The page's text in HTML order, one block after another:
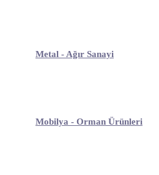
Metal - Ağır Sanayi
Mobilya - Orman Ürünleri